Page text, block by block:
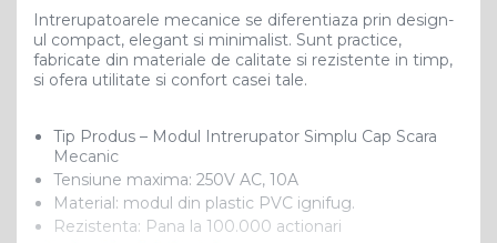
Intrerupatoarele mecanice se diferentiaza prin design-
ul compact, elegant si minimalist. Sunt practice,
fabricate din materiale de calitate si rezistente in timp,
si ofera utilitate si confort casei tale.
Tip Produs – Modul Intrerupator Simplu Cap Scara
Mecanic
Tensiune maxima: 250V AC, 10A
Material: modul din plastic PVC ignifug.
Rezistenta: Pana la 100.000 actionari